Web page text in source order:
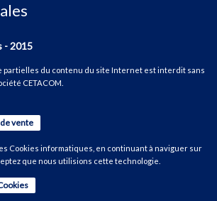
- 2015
partielles du contenu du site Internet est interdit sans
CETACOM.
vente
Cookies informatiques, en continuant à naviguer sur
que nous utilisions cette technologie.